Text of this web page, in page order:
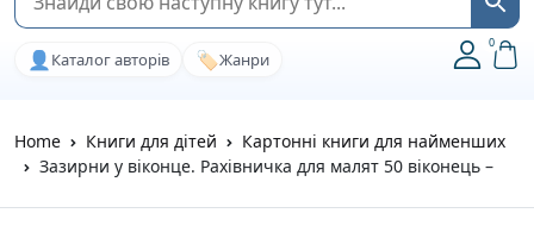
👤 Каталог авторів 🏷️Жанри
0
Home Книги для дітей
Картонні книги для найменших
Зазирни у віконце. Рахівничка для малят 50 віконець –